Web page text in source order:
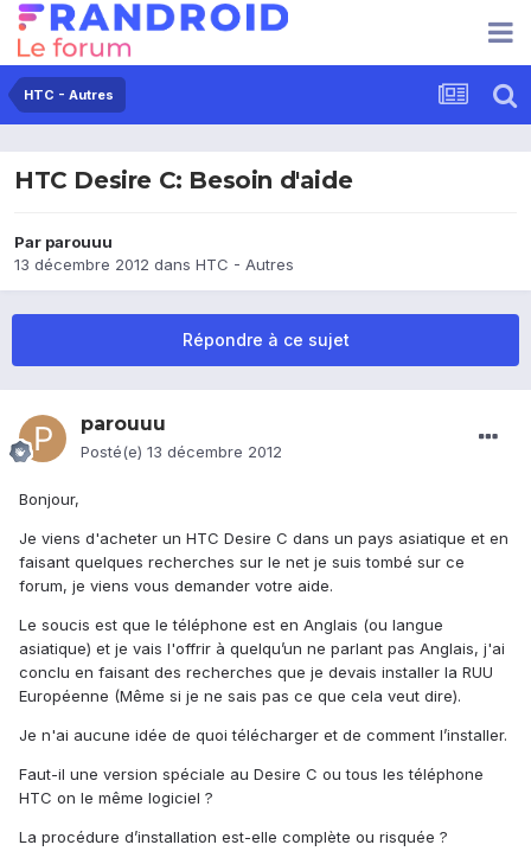
HTC - Autres
HTC Desire C: Besoin d'aide
Par parouuu
13 décembre 2012 dans HTC - Autres
Répondre à ce sujet
parouuu
Posté(e) 13 décembre 2012
Bonjour,
Je viens d'acheter un HTC Desire C dans un pays asiatique et en
faisant quelques recherches sur le net je suis tombé sur ce
forum, je viens vous demander votre aide.
Le soucis est que le téléphone est en Anglais (ou langue
asiatique) et je vais l'offrir à quelqu’un ne parlant pas Anglais, j'ai
conclu en faisant des recherches que je devais installer la RUU
Européenne (Même si je ne sais pas ce que cela veut dire).
Je n'ai aucune idée de quoi télécharger et de comment l’installer.
Faut-il une version spéciale au Desire C ou tous les téléphone
HTC on le même logiciel ?
La procédure d’installation est-elle complète ou risquée ?